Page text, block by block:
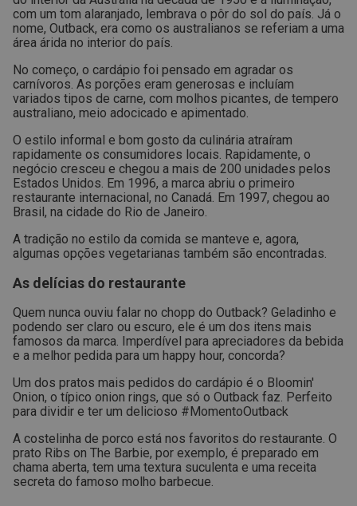
com um tom alaranjado, lembrava o pôr do sol do país. Já o
nome, Outback, era como os australianos se referiam a uma
área árida no interior do país.
No começo, o cardápio foi pensado em agradar os
carnívoros. As porções eram generosas e incluíam
variados tipos de carne, com molhos picantes, de tempero
australiano, meio adocicado e apimentado.
O estilo informal e bom gosto da culinária atraíram
rapidamente os consumidores locais. Rapidamente, o
negócio cresceu e chegou a mais de 200 unidades pelos
Estados Unidos. Em 1996, a marca abriu o primeiro
restaurante internacional, no Canadá. Em 1997, chegou ao
Brasil, na cidade do Rio de Janeiro.
A tradição no estilo da comida se manteve e, agora,
algumas opções vegetarianas também são encontradas.
As delícias do restaurante
Quem nunca ouviu falar no chopp do Outback? Geladinho e
podendo ser claro ou escuro, ele é um dos itens mais
famosos da marca. Imperdível para apreciadores da bebida
e a melhor pedida para um happy hour, concorda?
Um dos pratos mais pedidos do cardápio é o Bloomin'
Onion, o típico onion rings, que só o Outback faz. Perfeito
para dividir e ter um delicioso #MomentoOutback
A costelinha de porco está nos favoritos do restaurante. O
prato Ribs on The Barbie, por exemplo, é preparado em
chama aberta, tem uma textura suculenta e uma receita
secreta do famoso molho barbecue.